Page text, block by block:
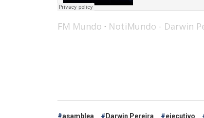
FM Mundo · NotiMundo - Darwin
asamblea Darwin Pereira ejecutivo